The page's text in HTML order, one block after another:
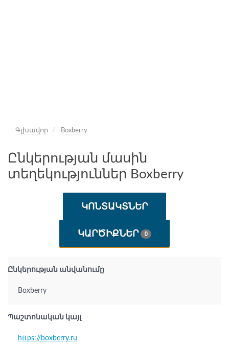
Գլխավոր Boxberry
Ընկերության մասին
տեղեկություններ Boxberry
ԿՈՆՏԱԿՏՆԵՐ
ԿԱՐԾԻՔՆԵՐ 0
Ընկերության անվանումը
Boxberry
Պաշտոնական կայլ
https://boxberry.ru